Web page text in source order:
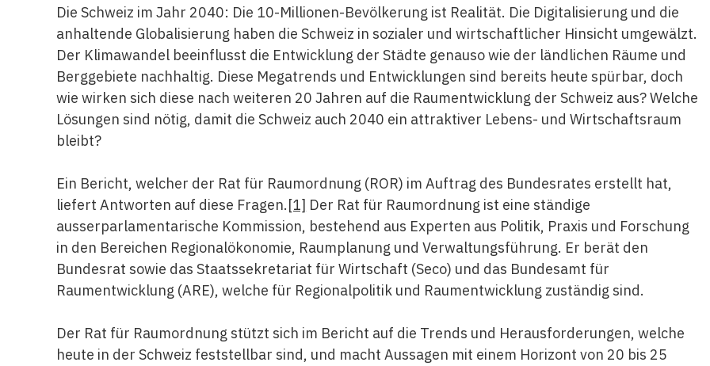
Die Schweiz im Jahr 2040: Die 10-Millionen-Bevölkerung ist Realität. Die Digitalisierung und die
anhaltende Globalisierung haben die Schweiz in sozialer und wirtschaftlicher Hinsicht umgewälzt.
Der Klimawandel beeinflusst die Entwicklung der Städte genauso wie der ländlichen Räume und
Berggebiete nachhaltig. Diese Megatrends und Entwicklungen sind bereits heute spürbar, doch
wie wirken sich diese nach weiteren 20 Jahren auf die Raumentwicklung der Schweiz aus? Welche
Lösungen sind nötig, damit die Schweiz auch 2040 ein attraktiver Lebens- und Wirtschaftsraum
bleibt?
Ein Bericht, welcher der Rat für Raumordnung (ROR) im Auftrag des Bundesrates erstellt hat,
liefert Antworten auf diese Fragen.[1] Der Rat für Raumordnung ist eine ständige
ausserparlamentarische Kommission, bestehend aus Experten aus Politik, Praxis und Forschung
in den Bereichen Regionalökonomie, Raumplanung und Verwaltungsführung. Er berät den
Bundesrat sowie das Staatssekretariat für Wirtschaft (Seco) und das Bundesamt für
Raumentwicklung (ARE), welche für Regionalpolitik und Raumentwicklung zuständig sind.
Der Rat für Raumordnung stützt sich im Bericht auf die Trends und Herausforderungen, welche
heute in der Schweiz feststellbar sind, und macht Aussagen mit einem Horizont von 20 bis 25